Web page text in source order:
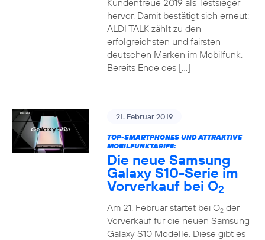
Kundentreue 2019 als Testsieger
hervor. Damit bestätigt sich erneut:
ALDI TALK zählt zu den
erfolgreichsten und fairsten
deutschen Marken im Mobilfunk.
Bereits Ende des […]
21. Februar 2019
TOP-SMARTPHONES UND ATTRAKTIVE
MOBILFUNKTARIFE:
Die neue Samsung
Galaxy S10-Serie im
Vorverkauf bei O2
Am 21. Februar startet bei O2der
Vorverkauf für die neuen Samsung
Galaxy S10 Modelle. Diese gibt es